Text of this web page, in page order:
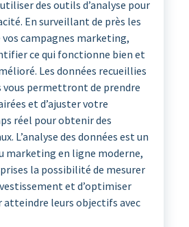
des outils d’analyse pour
En surveillant de près les
campagnes marketing,
ce qui fonctionne bien et
Les données recueillies
vous permettront de prendre
et d’ajuster votre
réel pour obtenir des
L’analyse des données est un
marketing en ligne moderne,
la possibilité de mesurer
et d’optimiser
atteindre leurs objectifs avec